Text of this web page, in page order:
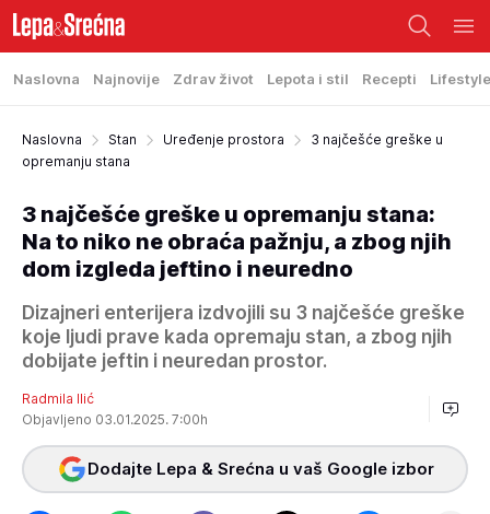
Naslovna Najnovije Zdrav život Lepota i stil Recepti Lifestyle
Naslovna Stan Uređenje prostora
3 najčešće greške u
opremanju stana
3 najčešće greške u opremanju stana:
Na to niko ne obraća pažnju, a zbog njih
dom izgleda jeftino i neuredno
Dizajneri enterijera izdvojili su 3 najčešće greške
koje ljudi prave kada opremaju stan, a zbog njih
dobijate jeftin i neuredan prostor.
Radmila Ilić
Objavljeno 03.01.2025. 7:00h
Dodajte Lepa & Srećna u vaš Google izbor